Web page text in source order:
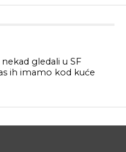
gledali u SF
ih imamo kod kuće